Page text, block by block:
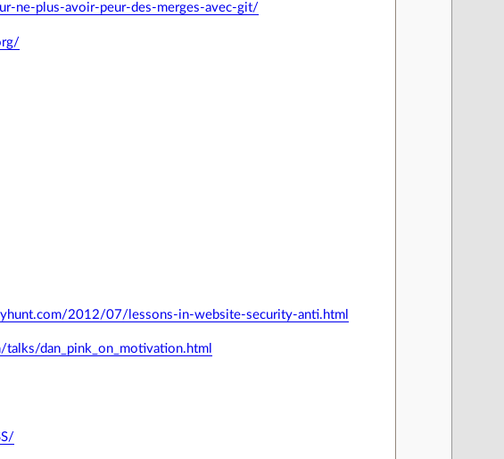
ne-plus-avoir-peur-des-merges-avec-git/
2012/07/lessons-in-website-security-anti.html
dan_pink_on_motivation.html